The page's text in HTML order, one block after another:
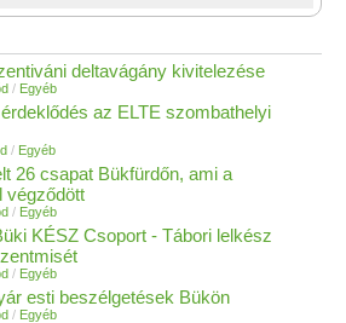
deltavágány kivitelezése
/ Egyéb
az ELTE szombathelyi
/ Egyéb
26 csapat Bükfürdőn, ami a
végződött
/ Egyéb
KÉSZ Csoport - Tábori lelkész
/ Egyéb
esti beszélgetések Bükön
/ Egyéb